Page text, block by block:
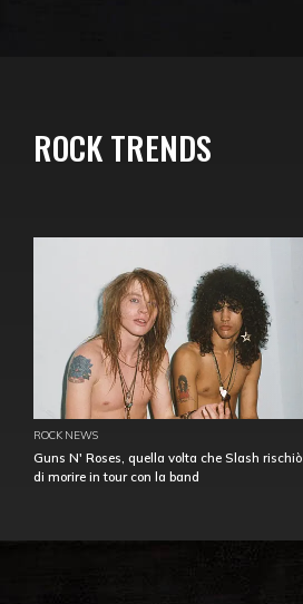
ROCK TRENDS
ROCK NEWS
Guns N' Roses, quella volta che Slash rischiò
di morire in tour con la band